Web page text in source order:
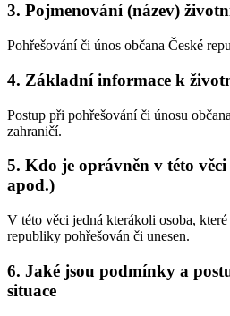
3. Pojmenování (název)
Pohřešování či únos občana České
4. Základní informace k
Postup při pohřešování či únosu
zahraničí.
5. Kdo je oprávněn v této
apod.)
V této věci jedná kterákoli osoba,
republiky pohřešován či unesen.
6. Jaké jsou podmínky a
situace